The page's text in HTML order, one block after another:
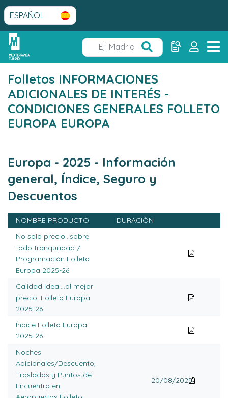
Folletos INFORMACIONES
ADICIONALES DE INTERÉS -
CONDICIONES GENERALES FOLLETO
EUROPA EUROPA
Europa - 2025 - Información
general, Índice, Seguro y
Descuentos
NOMBRE PRODUCTO
DURACIÓN
No solo precio...sobre
todo tranquilidad /
Programación Folleto
Europa 2025-26
Calidad Ideal...al mejor
precio. Folleto Europa
2025-26
Índice Folleto Europa
2025-26
Noches
Adicionales/Descuento,
Traslados y Puntos de
Encuentro en
20/08/2025